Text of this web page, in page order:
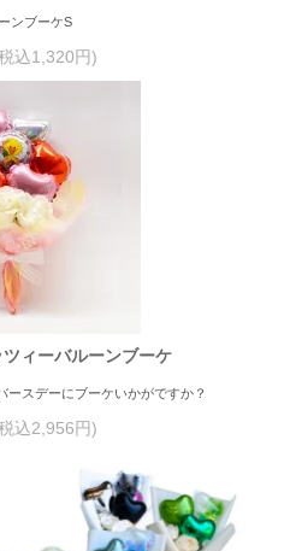
ンブーケS
込1,320円)
ィーバルーンブーケ
ースデーにブーケいかがですか？
込2,956円)